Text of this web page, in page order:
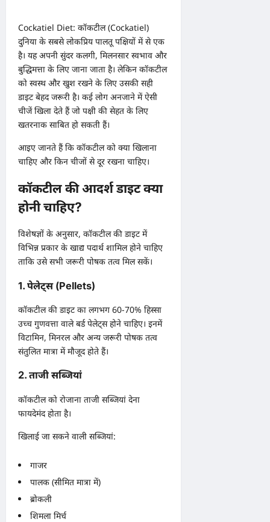
Cockatiel Diet: कॉकटील (Cockatiel)
दुनिया के सबसे लोकप्रिय पालतू पक्षियों में से एक
है। यह अपनी सुंदर कलगी, मिलनसार स्वभाव और
बुद्धिमत्ता के लिए जाना जाता है। लेकिन कॉकटील
को स्वस्थ और खुश रखने के लिए उसकी सही
डाइट बेहद जरूरी है। कई लोग अनजाने में ऐसी
चीजें खिला देते हैं जो पक्षी की सेहत के लिए
खतरनाक साबित हो सकती हैं।
आइए जानते हैं कि कॉकटील को क्या खिलाना
चाहिए और किन चीजों से दूर रखना चाहिए।
कॉकटील की आदर्श डाइट क्या
होनी चाहिए?
विशेषज्ञों के अनुसार, कॉकटील की डाइट में
विभिन्न प्रकार के खाद्य पदार्थ शामिल होने चाहिए
ताकि उसे सभी जरूरी पोषक तत्व मिल सकें।
1. पेलेट्स (Pellets)
कॉकटील की डाइट का लगभग 60-70% हिस्सा
उच्च गुणवत्ता वाले बर्ड पेलेट्स होने चाहिए। इनमें
विटामिन, मिनरल और अन्य जरूरी पोषक तत्व
संतुलित मात्रा में मौजूद होते हैं।
2. ताजी सब्जियां
कॉकटील को रोजाना ताजी सब्जियां देना
फायदेमंद होता है।
खिलाई जा सकने वाली सब्जियां:
गाजर
पालक (सीमित मात्रा में)
ब्रोकली
शिमला मिर्च